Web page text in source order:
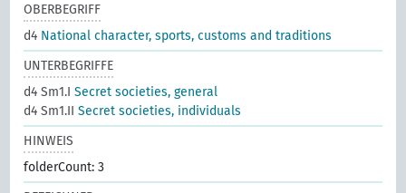
OBERBEGRIFF
d4 National character, sports, customs and traditions
UNTERBEGRIFFE
d4 Sm1.ISecret societies, general
d4 Sm1.IISecret societies, individuals
HINWEIS
folderCount: 3